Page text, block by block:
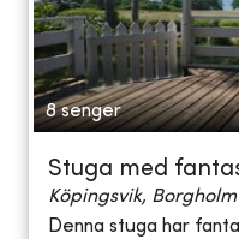
8 senger
Stuga med
Köpingsvik, Borgholm
Denna stuga har